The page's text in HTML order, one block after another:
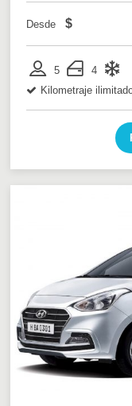
Desde $
5
4
Kilometraje